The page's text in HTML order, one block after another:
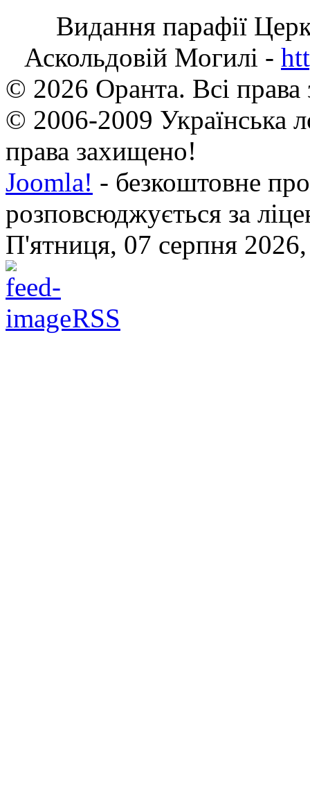
Видання парафії
Аскольдовій Могилі -
© 2026 Оранта. Всі
© 2006-2009 Українська
права захищено!
Joomla! - безкоштовне
розповсюджується за
П'ятниця, 07 серпня
RSS